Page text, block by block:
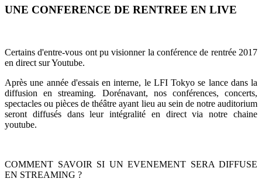
UNE CONFERENCE DE RENTREE EN LIVE
Certains d'entre-vous ont pu visionner la conférence de rentrée 2017
en direct sur Youtube.
Après une année d'essais en interne, le LFI Tokyo se lance dans la
diffusion en streaming. Dorénavant, nos conférences, concerts,
spectacles ou pièces de théâtre ayant lieu au sein de notre auditorium
seront diffusés dans leur intégralité en direct via notre chaine
youtube.
COMMENT SAVOIR SI UN EVENEMENT SERA DIFFUSE
EN STREAMING ?